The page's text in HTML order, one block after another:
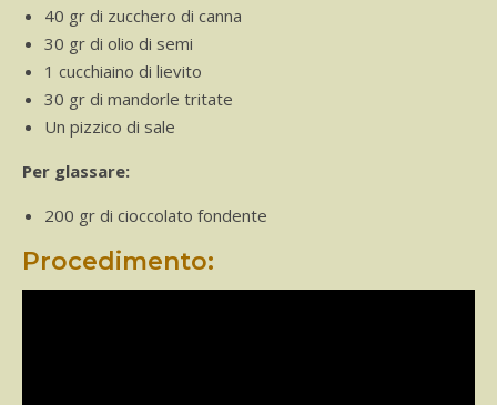
40 gr di zucchero di canna
30 gr di olio di semi
1 cucchiaino di lievito
30 gr di mandorle tritate
Un pizzico di sale
Per glassare:
200 gr di cioccolato fondente
Procedimento: